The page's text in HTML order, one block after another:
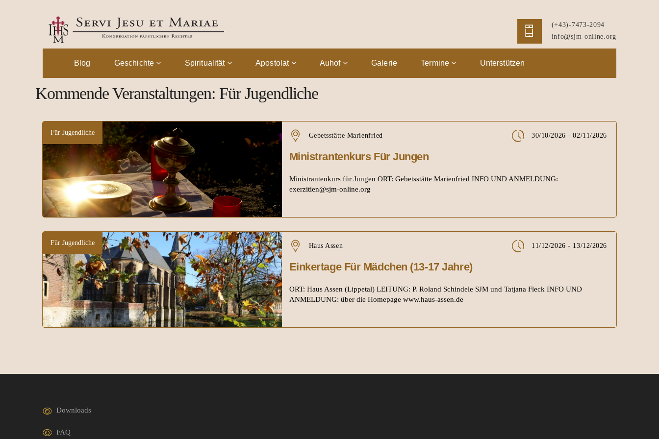
(+43)-7473-2094
info@sjm-online.org
Blog Geschichte Spiritualität Apostolat Auhof Galerie Termine Unterstützen
Kommende Veranstaltungen: Für Jugendliche
Für Jugendliche Gebetsstätte Marienfried 30/10/2026 - 02/11/2026
Ministrantenkurs Für Jungen
Ministrantenkurs für Jungen ORT: Gebetsstätte Marienfried INFO UND ANMELDUNG:
exerzitien@sjm-online.org
Für Jugendliche Haus Assen 11/12/2026 - 13/12/2026
Einkertage Für Mädchen (13-17 Jahre)
ORT: Haus Assen (Lippetal) LEITUNG: P. Roland Schindele SJM und Tatjana Fleck INFO UND
ANMELDUNG: über die Homepage www.haus-assen.de
Downloads
FAQ